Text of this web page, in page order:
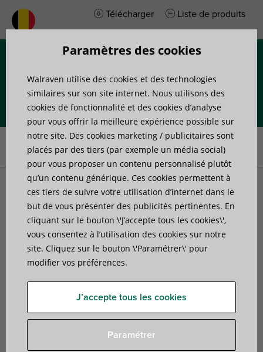
Télécharger Liste de produits
Accueil»Produits» Accessoires de fixation»Accessoires
support de conduit de ventilation
Accessoires support de
conduit de ventilation
3 articles trouvés Filtrer
Paramètres des cookies
Walraven utilise des cookies et des technologies
similaires sur son site internet. Nous utilisons des
cookies de fonctionnalité et des cookies d’analyse
pour vous offrir la meilleure expérience possible sur
notre site. Des cookies marketing / publicitaires sont
placés par des tiers (par exemple un média social)
pour vous proposer un contenu personnalisé plutôt
qu’un contenu générique. Ces cookies permettent à
ces tiers de suivre votre utilisation d’internet dans le
but de vous présenter des publicités pertinentes. En
cliquant sur le bouton \'J’accepte tous les cookies\',
vous consentez à l’utilisation des cookies sur notre
site. Cliquez sur le bouton \'Paramétrer\' pour
modifier vos préférences.
J’accepte tous les cookies
Paramétrer